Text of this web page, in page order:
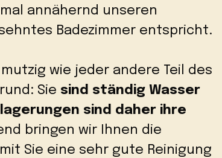
annähernd unseren
Badezimmer entspricht.
wie jeder andere Teil des
Sie sind ständig Wasser
sind daher ihre
bringen wir Ihnen die
Sie eine sehr gute Reinigung